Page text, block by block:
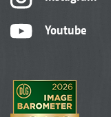
Youtube